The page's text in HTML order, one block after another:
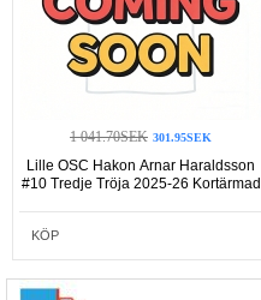
1 041.70SEK 301.95SEK
Lille OSC Hakon Arnar Haraldsson
#10 Tredje Tröja 2025-26 Kortärmad
KÖP